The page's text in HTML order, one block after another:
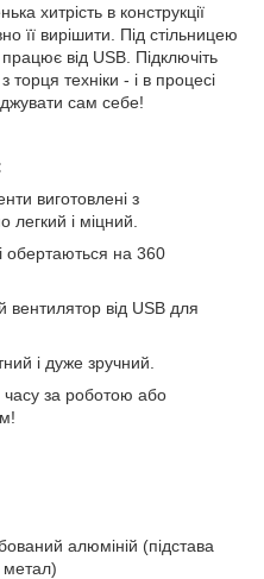
хитрість в конструкції
її вирішити. Під стільницею
від USB. Підключіть
техніки - і в процесі
сам себе!
виготовлені з
легкий і міцний.
обертаються на 360
вентилятор від USB для
і дуже зручний.
за роботою або
алюміній (підстава
метал)